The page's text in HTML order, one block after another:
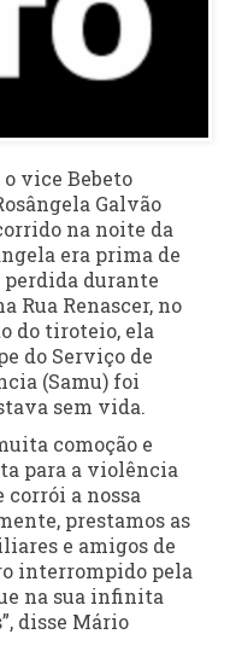
vice Bebeto
Galvão
na noite da
era prima de
durante
Rua Renascer, no
do tiroteio, ela
do Serviço de
(Samu) foi
sem vida.
comoção e
para a violência
corrói a nossa
prestamos as
e amigos de
interrompido pela
na sua infinita
disse Mário